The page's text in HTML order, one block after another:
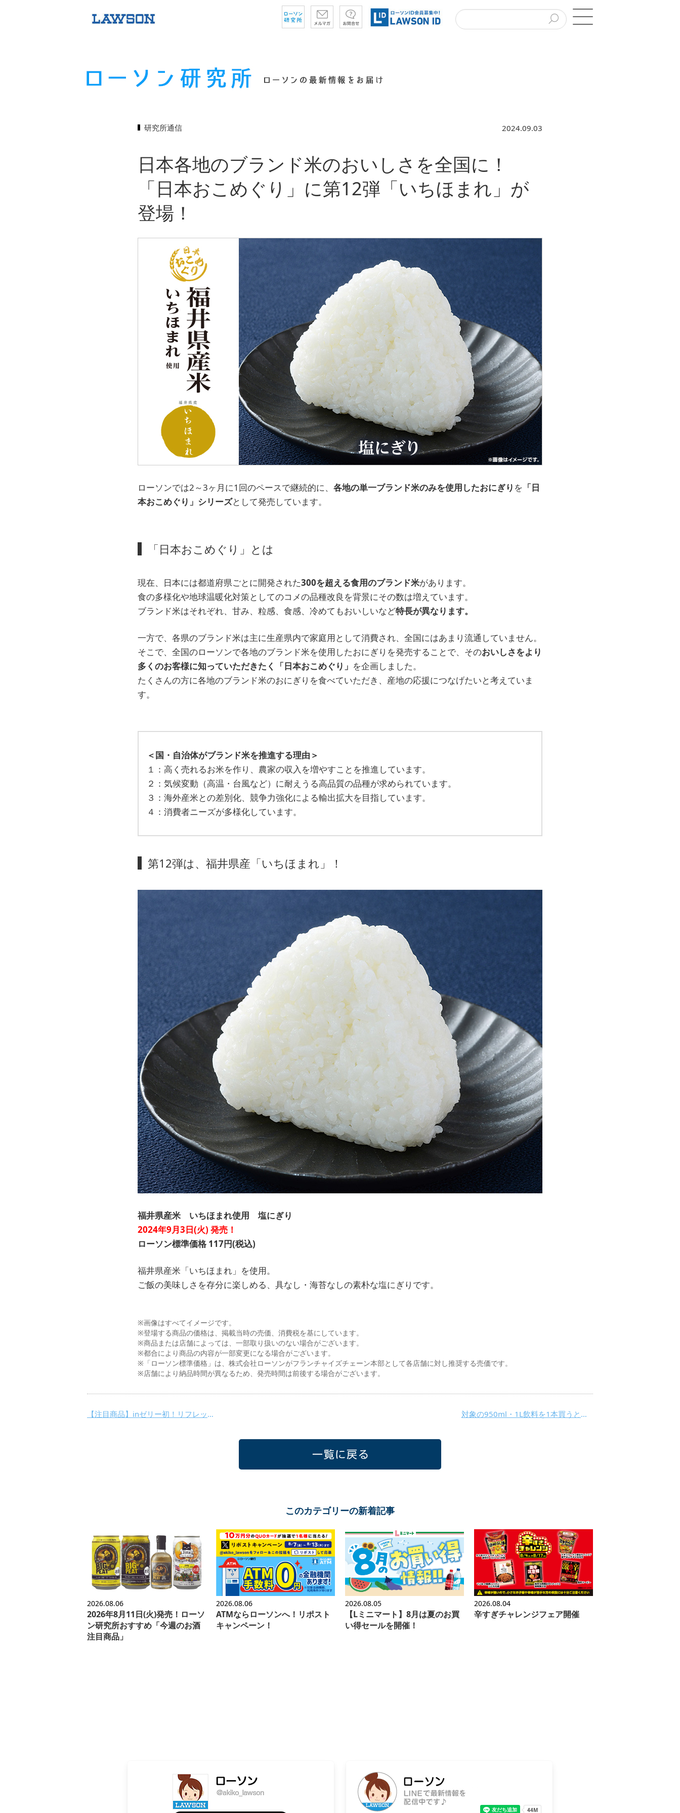
研究所通信 2024.09.03
日本各地のブランド米のおいしさを全国に！
「日本おこめぐり」に第12弾「いちほまれ」が
登場！
ローソンでは2～3ヶ月に1回のペースで継続的に、 各地の単一ブランド米のみを使用したおにぎり を 「日
本おこめぐり」シリーズとして発売しています。
「日本おこめぐり」とは
現在、日本には都道府県ごとに開発された300を超える食用のブランド米があります。
食の多様化や地球温暖化対策としてのコメの品種改良を背景にその数は増えています。
ブランド米はそれぞれ、甘み、粒感、食感、冷めてもおいしいなど特長が異なります。
一方で、各県のブランド米は主に生産県内で家庭用として消費され、全国にはあまり流通していません。
そこで、全国のローソンで各地のブランド米を使用したおにぎりを発売することで、そのおいしさをより
多くのお客様に知っていただきたく「日本おこめぐり」 を企画しました。
たくさんの方に各地のブランド米のおにぎりを食べていただき、産地の応援につなげたいと考えていま
す。
＜国・自治体がブランド米を推進する理由＞
１：高く売れるお米を作り、農家の収入を増やすことを推進しています。
２：気候変動（高温・台風など）に耐えうる高品質の品種が求められています。
３：海外産米との差別化、競争力強化による輸出拡大を目指しています。
４：消費者ニーズが多様化しています。
第12弾は、福井県産「いちほまれ」！
福井県産米 いちほまれ使用 塩にぎり
2024年9月3日(火) 発売！
ローソン標準価格 117円(税込)
福井県産米「いちほまれ」を使用。
ご飯の美味しさを存分に楽しめる、具なし・海苔なしの素朴な塩にぎりです。
※画像はすべてイメージです。
※登場する商品の価格は、掲載当時の売価、消費税を基にしています。
※商品または店舗によっては、一部取り扱いのない場合がございます。
※都合により商品の内容が一部変更になる場合がございます。
※「ローソン標準価格」は、株式会社ローソンがフランチャイズチェーン本部として各店舗に対し推奨する売価です。
※店舗により納品時間が異なるため、発売時間は前後する場合がございます。
【注目商品】inゼリー初！リフレッシュ系フレーバー「CHILL＆GO オレンジ味」がローソン限定で登場 対象の950ml・1L飲料を1本買うと、次回から使える対象の950ml・1L飲料の50円引券がもらえる！
このカテゴリーの新着記事
2026.08.06
2026年8月11日(火)発売！ローソ
ン研究所おすすめ「今週のお酒
注目商品」
2026.08.06
ATMならローソンへ！リポスト
キャンペーン！
2026.08.05
【Lミニマート】8月は夏のお買
い得セールを開催！
2026.08.04
辛すぎチャレンジフェア開催